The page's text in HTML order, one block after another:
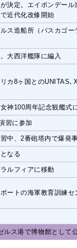
決定。エイボンデール
近代化改修開始
ス造船所（パスカゴ
大西洋艦隊に編入
カ8ヶ国とのUNITAS､
神100周年記念観艦式
習に参加
中、2番砲塔内で爆発
なる
ルフィアに移動
ートの海軍教育訓練セ
ルス港で博物館として